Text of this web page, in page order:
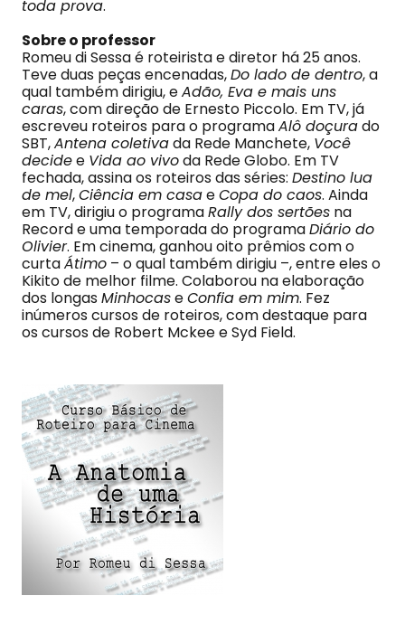
toda prova.
Sobre o professor
Romeu di Sessa é roteirista e diretor há 25 anos.
Teve duas peças encenadas,Do lado de dentro, a
qual também dirigiu, eAdão, Eva e mais uns
caras, com direção de Ernesto Piccolo. Em TV, já
escreveu roteiros para o programaAlô doçurado
SBT,Antena coletivada Rede Manchete, Você
decidee Vida ao vivoda Rede Globo. Em TV
fechada, assina os roteiros das séries: Destino lua
de mel,Ciência em casaeCopa do caos. Ainda
em TV, dirigiu o programaRally dos sertões na
Record e uma temporada do programaDiário do
Olivier. Em cinema, ganhou oito prêmios com o
curtaÁtimo – o qual também dirigiu –, entre eles o
Kikito de melhor filme. Colaborou na elaboração
dos longasMinhocaseConfia em mim. Fez
inúmeros cursos de roteiros, com destaque para
os cursos de Robert Mckee e Syd Field.